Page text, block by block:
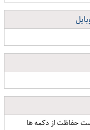
حفاظت از دکمه ها